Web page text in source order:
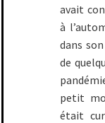
avait
à
dans
de
petit
était